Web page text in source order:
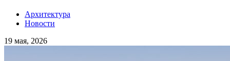
Архитектура
Новости
19 мая, 2026